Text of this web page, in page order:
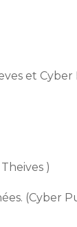
et
)
(Cyber